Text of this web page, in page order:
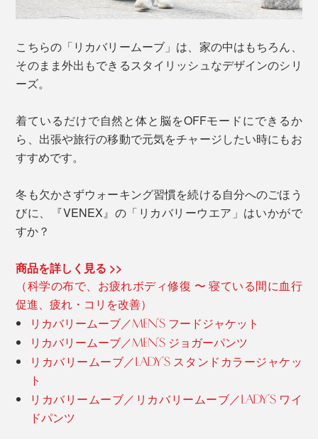
こちらの「リカバリームーブ」は、家の中はもちろん、
そのまま外出もできるスタイリッシュなデザインのシリ
ーズ。
着ているだけで自然と体と脳をOFFモードにできるか
ら、出張や旅行の移動で元気をチャージしたい時にもお
すすめです。
冬も欠かさずウォーキング習慣を続ける自分へのごほう
びに、『VENEX』の「リカバリーウエア」はいかがで
すか？
商品を詳しく見る >>
（科学の布で、お疲れボディ修復 〜 寝ている間に血行
促進、疲れ・コリを改善）
リカバリームーブ／MEN’S フードジャケット
リカバリームーブ／MEN’S ジョガーパンツ
リカバリームーブ／LADY’S スタンドカラージャケッ
ト
リカバリームーブ／リカバリームーブ／LADY’S ワイ
ドパンツ